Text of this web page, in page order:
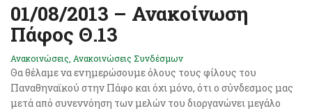
01/08/2013 – Ανακοίνωση
Πάφος Θ.13
Ανακοινώσεις Ανακοινώσεις Συνδέσμων
Θα θέλαμε να ενημερώσουμε όλους τους φίλους του
Παναθηναϊκού στην Πάφο και όχι μόνο, ότι ο σύνδεσμος μας
μετά από συνεννόηση των μελών του διοργανώνει μεγάλο